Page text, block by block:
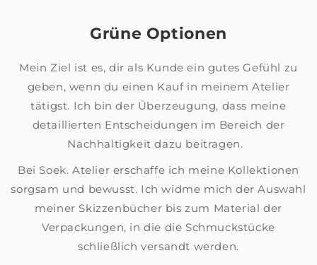
Grüne Optionen
Mein Ziel ist es, dir als Kunde ein gutes Gefühl zu
geben, wenn du einen Kauf in meinem Atelier
tätigst. Ich bin der Überzeugung, dass meine
detaillierten Entscheidungen im Bereich der
Nachhaltigkeit dazu beitragen.
Bei Soek. Atelier erschaffe ich meine Kollektionen
sorgsam und bewusst. Ich widme mich der Auswahl
meiner Skizzenbücher bis zum Material der
Verpackungen, in die die Schmuckstücke
schließlich versandt werden.